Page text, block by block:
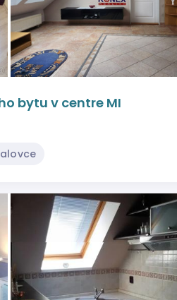
bytu v centre MI